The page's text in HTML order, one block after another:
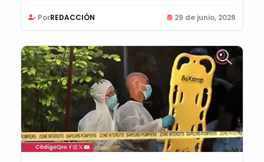
PorREDACCIÓN 29 de junio, 2026